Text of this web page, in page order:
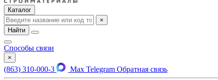
Каталог
×
Найти
Способы связи
×
(863) 310-000-3 Max Telegram Обратная связь